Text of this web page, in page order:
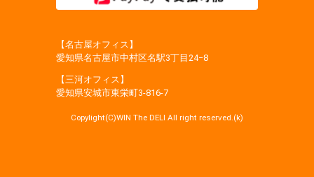
【名古屋オフィス】
愛知県名古屋市中村区名駅3丁目24−8
【三河オフィス】
愛知県安城市東栄町3‐816‐7
Copylight(C)WIN The DELI All right reserved.(k)